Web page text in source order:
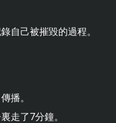
自己被摧毀的過程。
播。
走了7分鐘。